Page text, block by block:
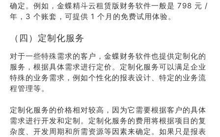
确定。例如，金蝶精斗云租赁版财务软件一般是 798 元 /
年，3 个账套，可提供 1 个月的免费试用体验。
（四）定制化服务
对于一些特殊需求的客户，金蝶财务软件也提供定制化的
服务，根据具体需求进行定价。定制化服务可以满足企业
特殊的业务需求，例如个性化的报表设计、特定的业务流
程管理等。
定制化服务的价格相对较高，因为它需要根据客户的具体
需求进行开发和定制。定制化服务的费用将根据项目的复
杂度、开发周期和所需资源等因素来确定。如果只是报表